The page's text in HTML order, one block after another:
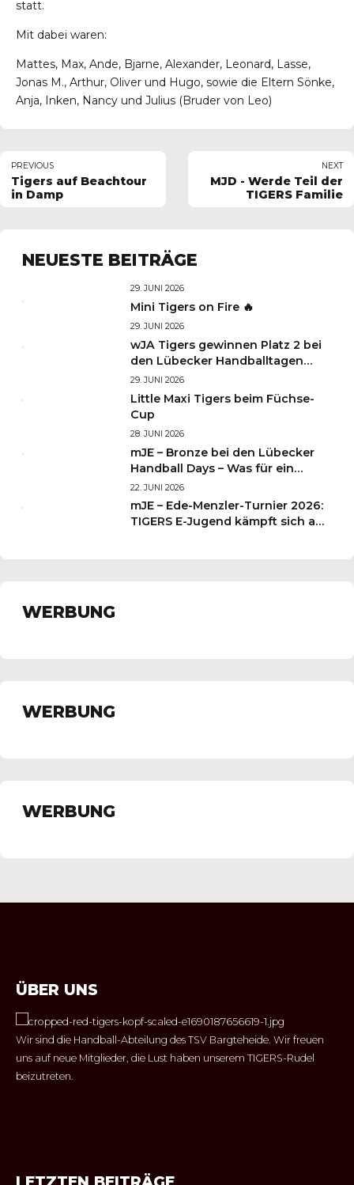
statt.
Mit dabei waren:
Mattes, Max, Ande, Bjarne, Alexander, Leonard, Lasse,
Jonas M., Arthur, Oliver und Hugo, sowie die Eltern Sönke,
Anja, Inken, Nancy und Julius (Bruder von Leo)
PREVIOUS
Tigers auf Beachtour
in Damp
NEXT
MJD - Werde Teil der
TIGERS Familie
NEUESTE BEITRÄGE
29. JUNI 2026
Mini Tigers on Fire 🔥
29. JUNI 2026
wJA Tigers gewinnen Platz 2 bei
den Lübecker Handballtagen
2026
29. JUNI 2026
Little Maxi Tigers beim Füchse-
Cup
28. JUNI 2026
mJE – Bronze bei den Lübecker
Handball Days – Was für ein
Wochenende für unsere kleinen
TIGERS
22. JUNI 2026
mJE – Ede-Menzler-Turnier 2026:
TIGERS E-Jugend kämpft sich auf
WERBUNG
WERBUNG
WERBUNG
ÜBER UNS
Wir sind die Handball-Abteilung des TSV Bargteheide. Wir freuen
uns auf neue Mitglieder, die Lust haben unserem TIGERS-Rudel
beizutreten.